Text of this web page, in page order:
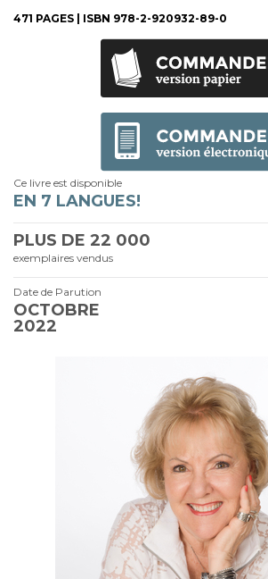
471 PAGES | ISBN 978-2-920932-89-0
Ce livre est disponible
EN 7 LANGUES!
PLUS DE 22 000
exemplaires vendus
Date de Parution
OCTOBRE
2022